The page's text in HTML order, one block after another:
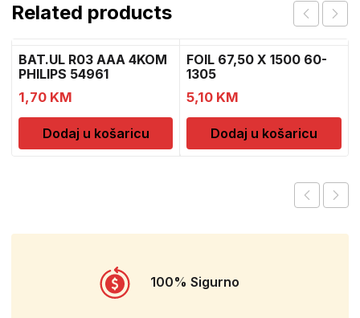
Related products
BAT.UL R03 AAA 4KOM
PHILIPS 54961
1,70 KM
Dodaj u košaricu
FOIL 67,50 X 1500 60-
1305
5,10 KM
Dodaj u košaricu
100% Sigurno